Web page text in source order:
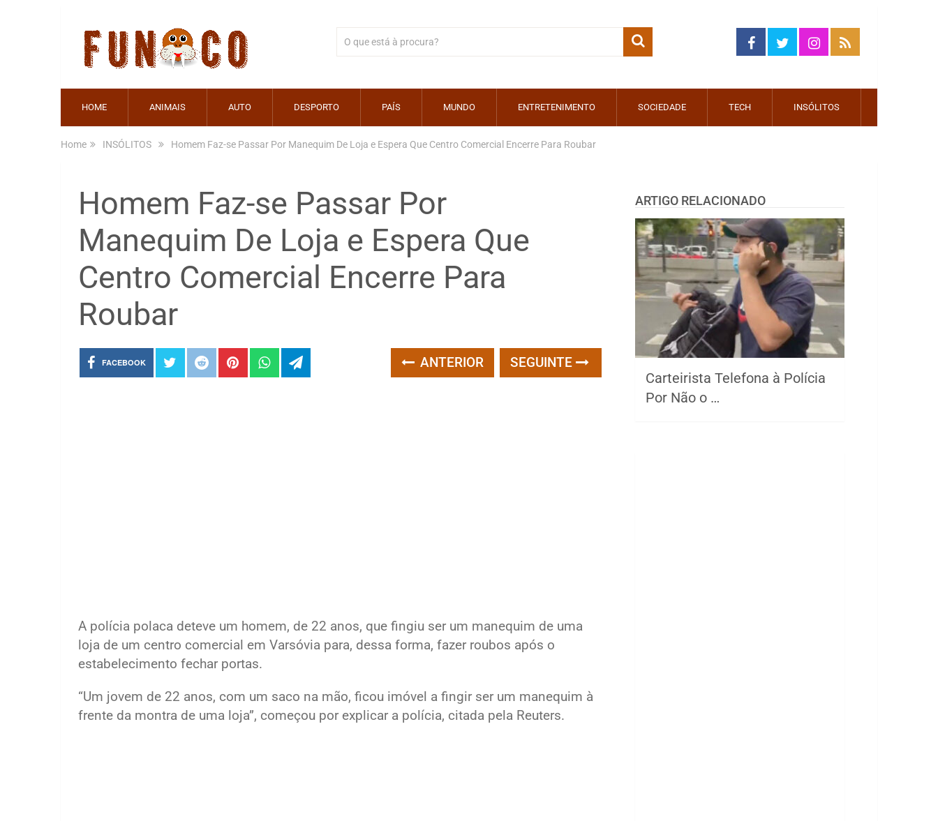
HOME ANIMAIS AUTO DESPORTO PAÍS MUNDO ENTRETENIMENTO SOCIEDADE TECH INSÓLITOS
Home INSÓLITOS Homem Faz-se Passar Por Manequim De Loja e Espera Que Centro Comercial Encerre Para Roubar
Homem Faz-se Passar Por
Manequim De Loja e Espera Que
Centro Comercial Encerre Para
Roubar
FACEBOOK ANTERIOR SEGUINTE
A polícia polaca deteve um homem, de 22 anos, que fingiu ser um manequim de uma
loja de um centro comercial em Varsóvia para, dessa forma, fazer roubos após o
estabelecimento fechar portas.
“Um jovem de 22 anos, com um saco na mão, ficou imóvel a fingir ser um manequim à
frente da montra de uma loja”, começou por explicar a polícia, citada pela Reuters.
ARTIGO RELACIONADO
Carteirista Telefona à Polícia
Por Não o …